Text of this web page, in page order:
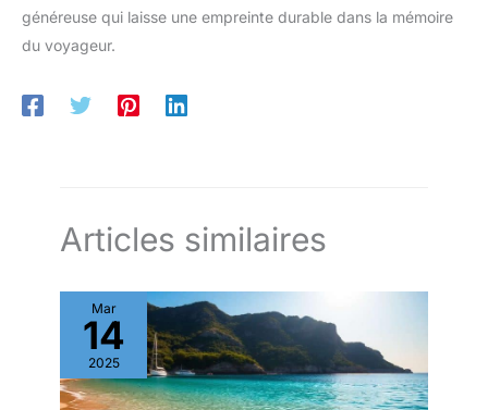
généreuse qui laisse une empreinte durable dans la mémoire
du voyageur.
Articles similaires
Mar
14
2025